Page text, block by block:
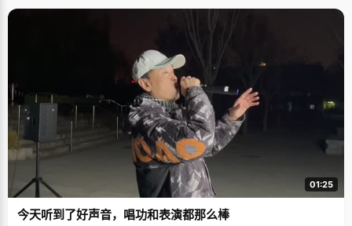
01:25
今天听到了好声音，唱功和表演都那么棒